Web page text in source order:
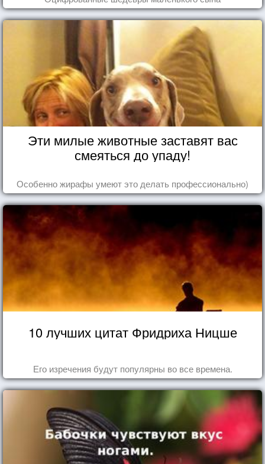
Эти милые животные заставят вас
смеяться до упаду!
Особенно жирафы умеют это делать профессионально)
10 лучших цитат Фридриха Ницше
Его изречения будут популярны во все времена.